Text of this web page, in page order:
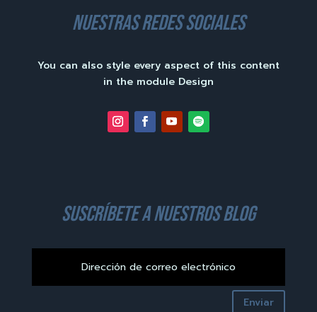
nuestras redes sociales
You can also style every aspect of this content
in the module Design
suscríbete a nuestros blog
Enviar